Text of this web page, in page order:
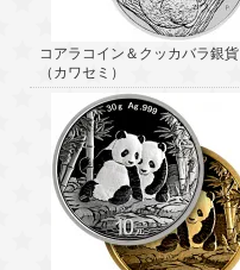
コアラコイン＆クッカバラ銀貨
（カワセミ）